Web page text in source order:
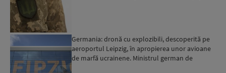
Germania: dronă cu explozibili, descoperită pe
aeroportul Leipzig, în apropierea unor avioane
de marfă ucrainene. Ministrul german de